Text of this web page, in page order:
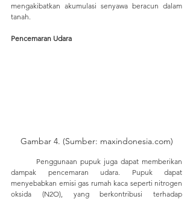
mengakibatkan akumulasi senyawa beracun dalam
tanah.
Pencemaran Udara
Gambar 4. (Sumber: maxindonesia.com)
dampak pencemaran udara. Pupuk dapat
menyebabkan emisi gas rumah kaca seperti nitrogen
oksida (N2O), yang berkontribusi terhadap